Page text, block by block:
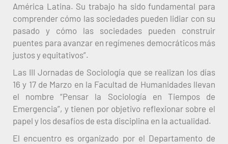
América Latina. Su trabajo ha sido fundamental para
comprender cómo las sociedades pueden lidiar con su
pasado y cómo las sociedades pueden construir
puentes para avanzar en regímenes democráticos más
justos y equitativos”.
Las III Jornadas de Sociología que se realizan los días
16 y 17 de Marzo en la Facultad de Humanidades llevan
el nombre “Pensar la Sociología en Tiempos de
Emergencia”, y tienen por objetivo reflexionar sobre el
papel y los desafíos de esta disciplina en la actualidad.
El encuentro es organizado por el Departamento de